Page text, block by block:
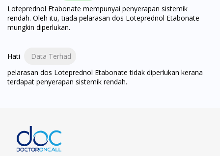
Loteprednol Etabonate mempunyai penyerapan sistemik
rendah. Oleh itu, tiada pelarasan dos Loteprednol Etabonate
mungkin diperlukan.
Hati
Data Terhad
pelarasan dos Loteprednol Etabonate tidak diperlukan kerana
terdapat penyerapan sistemik rendah.